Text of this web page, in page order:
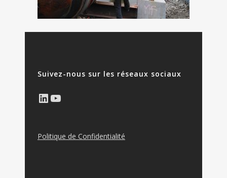
Suivez-nous sur les réseaux sociaux
LinkedIn
YouTube
Politique de Confidentialité